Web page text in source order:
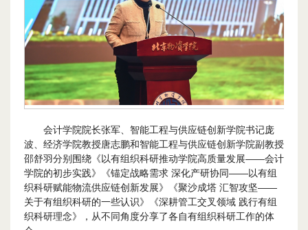
会计学院院长张军、智能工程与供应链创新学院书记庞
波、经济学院教授唐志鹏和智能工程与供应链创新学院副教授
邵舒羽分别围绕《以有组织科研推动学院高质量发展——会计
学院的初步实践》《锚定战略需求 深化产研协同——以有组
织科研赋能物流供应链创新发展》《聚沙成塔 汇智攻坚——
关于有组织科研的一些认识》《深耕管工交叉领域 践行有组
织科研理念》，从不同角度分享了各自有组织科研工作的体